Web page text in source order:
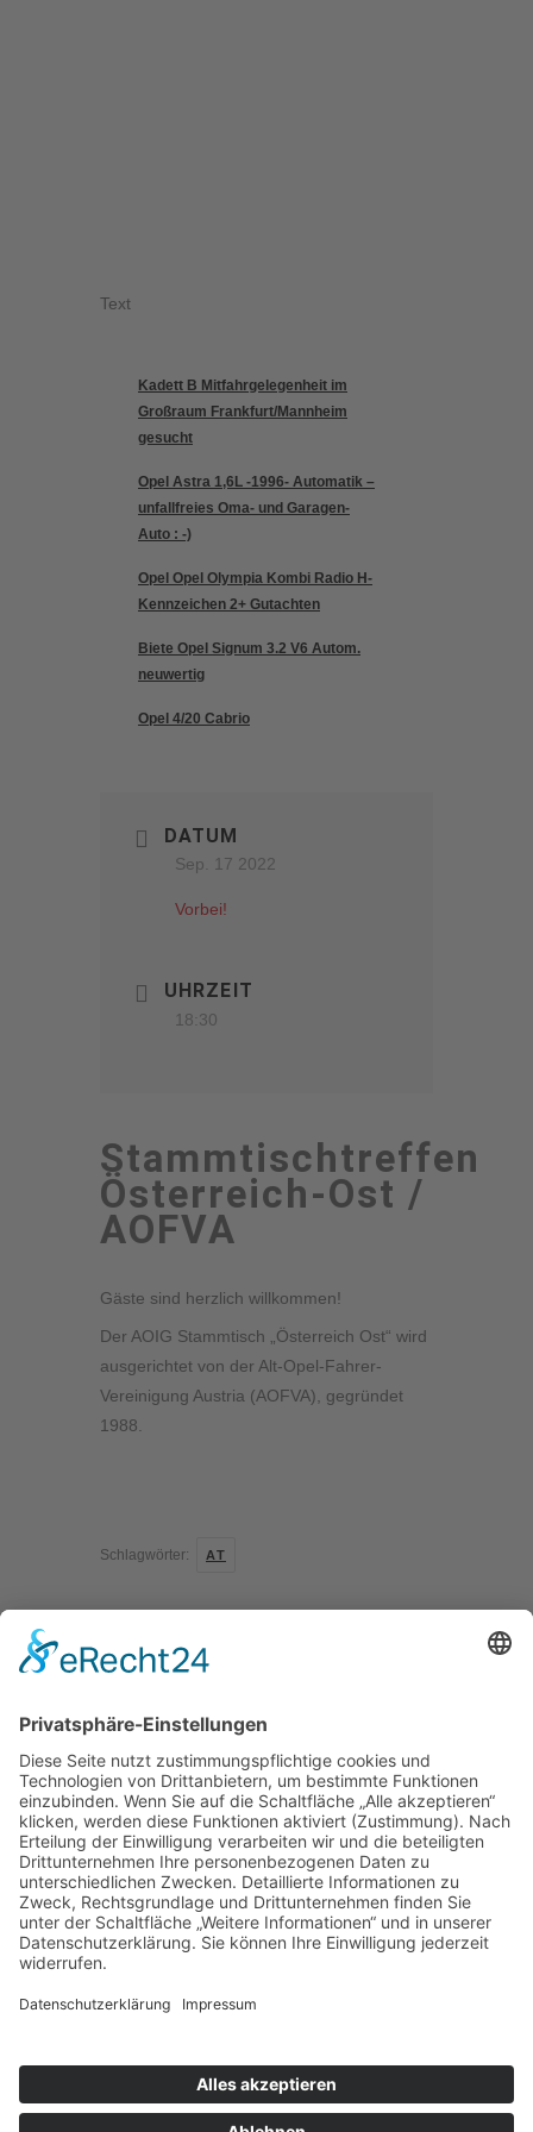
Text
Kadett B Mitfahrgelegenheit im
Großraum Frankfurt/Mannheim
gesucht
Opel Astra 1,6L -1996- Automatik –
unfallfreies Oma- und Garagen-
Auto : -)
Opel Opel Olympia Kombi Radio H-
Kennzeichen 2+ Gutachten
Biete Opel Signum 3.2 V6 Autom.
neuwertig
Opel 4/20 Cabrio
DATUM
Sep. 17 2022
Vorbei!
UHRZEIT
18:30
Stammtischtreffen
Österreich-Ost /
AOFVA
Gäste sind herzlich willkommen!
Der AOIG Stammtisch „Österreich Ost“ wird
ausgerichtet von der Alt-Opel-Fahrer-
Vereinigung Austria (AOFVA), gegründet
1988.
Schlagwörter: AT
Impressum
Mitgliederbereich
Umsetzung:DOUBLE-A-DESIGN
Suche